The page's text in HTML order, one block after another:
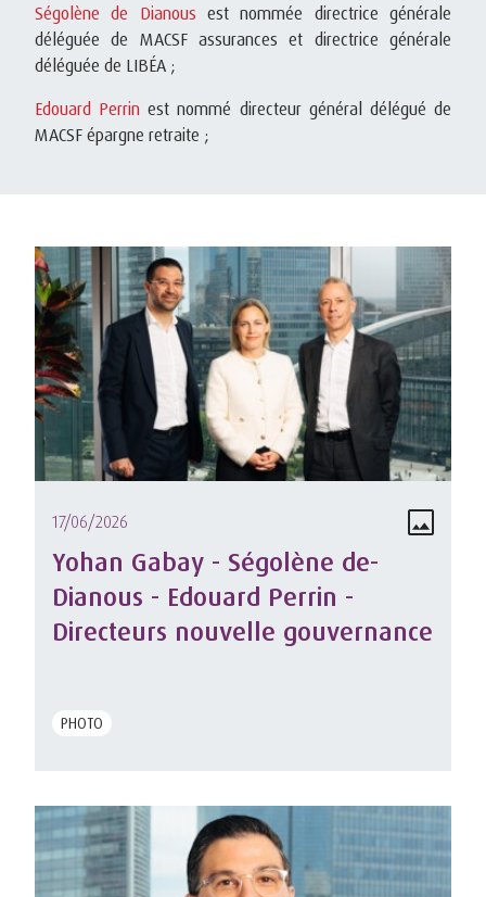
Ségolène de Dianous est nommée directrice générale
déléguée de MACSF assurances et directrice générale
déléguée de LIBÉA ;
Edouard Perrin est nommé directeur général délégué de
MACSF épargne retraite ;
17/06/2026
Yohan Gabay - Ségolène de-
Dianous - Edouard Perrin -
Directeurs nouvelle gouvernance
PHOTO